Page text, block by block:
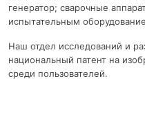
генератор; сварочные
испытательным
Наш отдел исследований и
национальный патент на
среди пользователей.